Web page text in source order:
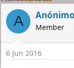
c
i
n
s
A Member
6 Jun 2016